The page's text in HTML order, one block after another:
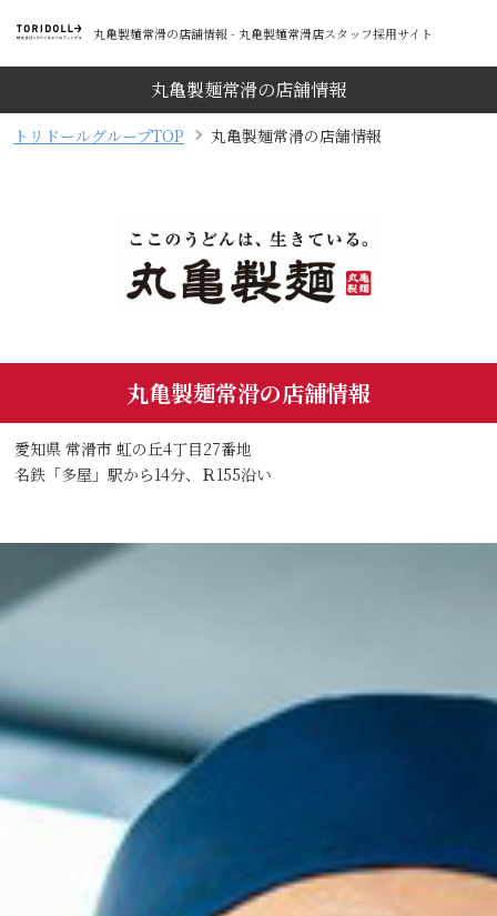
丸亀製麺常滑の店舗情報 - 丸亀製麺常滑店スタッフ採用サイト
丸亀製麺常滑の店舗情報
トリドールグループTOP 丸亀製麺常滑の店舗情報
丸亀製麺常滑の店舗情報
愛知県 常滑市 虹の丘4丁目27番地
名鉄「多屋」駅から14分、Ｒ155沿い